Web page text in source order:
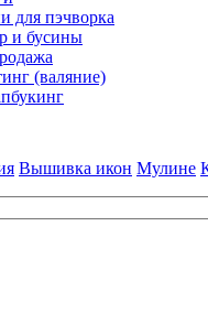
для пэчворка
и бусины
(валяние)
Вышивка икон Мулине